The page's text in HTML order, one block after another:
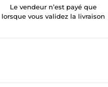
Le vendeur n’est payé que
lorsque vous validez la livraison